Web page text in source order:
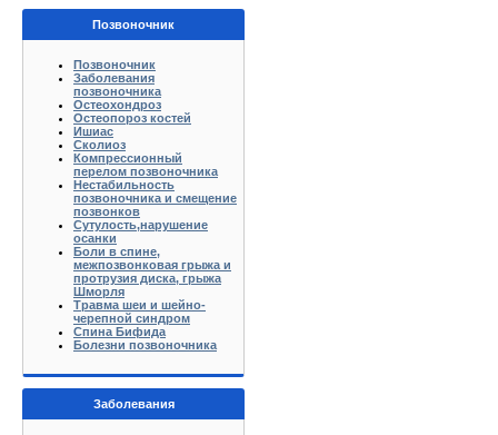
Позвоночник
Позвоночник
Заболевания
позвоночника
Остеохондроз
Остеопороз костей
Ишиас
Сколиоз
Компрессионный
перелом позвоночника
Нестабильность
позвоночника и смещение
позвонков
Сутулость,нарушение
осанки
Боли в спине,
межпозвонковая грыжа и
протрузия диска, грыжа
Шморля
Травма шеи и шейно-
черепной синдром
Спина Бифида
Болезни позвоночника
Заболевания